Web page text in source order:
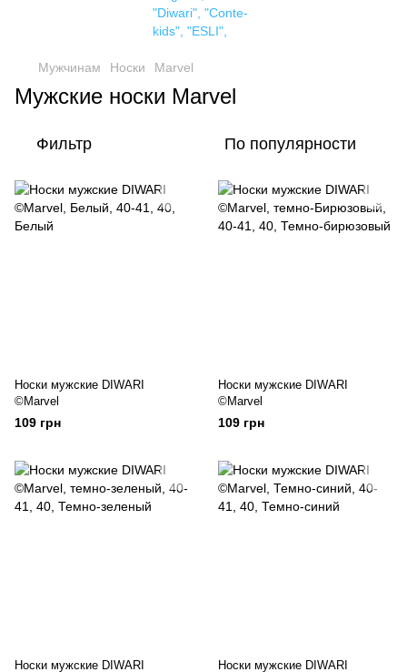
Мужчинам Носки Marvel
Мужские носки Marvel
Фильтр По популярности
Носки мужские DIWARI
©Marvel
109 грн
Носки мужские DIWARI
©Marvel
109 грн
Носки мужские DIWARI
Носки мужские DIWARI